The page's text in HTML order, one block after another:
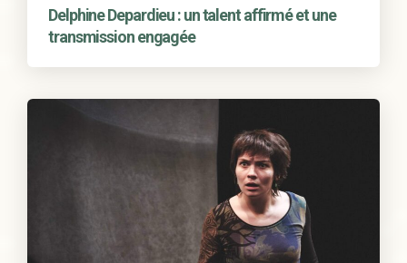
Delphine Depardieu : un talent affirmé et une
transmission engagée